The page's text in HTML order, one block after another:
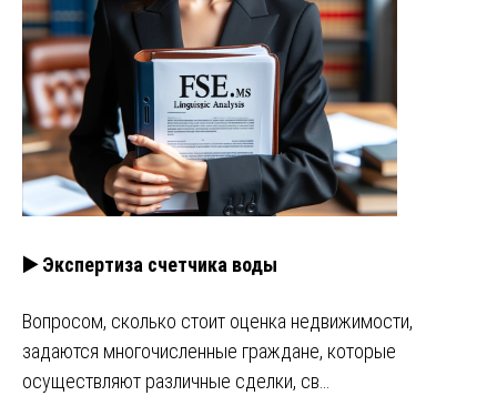
▶️ Экспертиза счетчика воды
Вопросом, сколько стоит оценка недвижимости,
задаются многочисленные граждане, которые
осуществляют различные сделки, св…